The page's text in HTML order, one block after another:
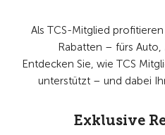
Als TCS-Mitglied
Rabatten – fürs
Entdecken Sie, wie TCS
unterstützt – und dabei
Exklusive